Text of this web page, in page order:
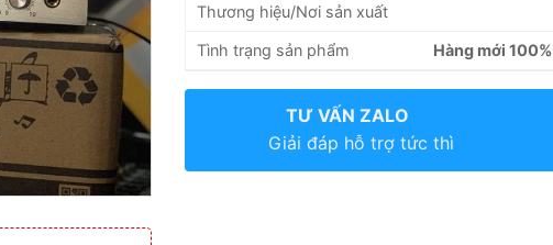
Thương hiệu/Nơi sản xuất
Tình trạng sản phẩm Hàng mới 100%
TƯ VẤN ZALO
Giải đáp hỗ trợ tức thì